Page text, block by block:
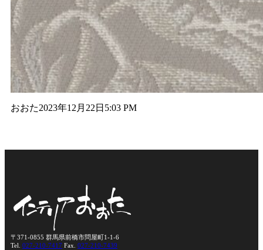
おおた2023年12月22日 5:03 PM
〒371-0855 群馬県前橋市問屋町1-1-6
Tel. 027-210-7417 Fax. 027-210-7439